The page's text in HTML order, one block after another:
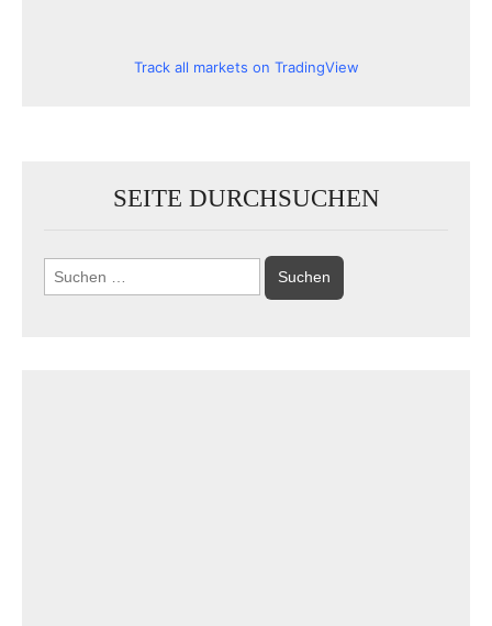
Track all markets on TradingView
SEITE DURCHSUCHEN
Suchen
nach: